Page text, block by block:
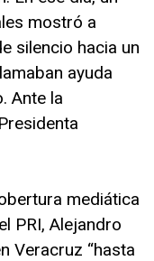
mostró a
silencio hacia un
ayuda
Ante la
mediática
PRI, Alejandro
Veracruz “hasta